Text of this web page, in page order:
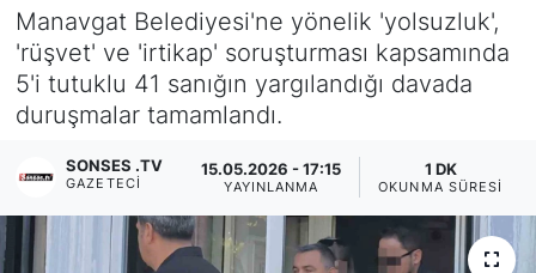
Manavgat Belediyesi'ne yönelik 'yolsuzluk',
'rüşvet' ve 'irtikap' soruşturması kapsamında
5'i tutuklu 41 sanığın yargılandığı davada
duruşmalar tamamlandı.
SONSES .TV
GAZETECI
15.05.2026 - 17:15
YAYINLANMA
1 DK
OKUNMA SÜRESI
MAGAZİN
SAĞLIK
Siyaset
YEREL HABER
Son Dakika Haberleri
Haber Arşivi